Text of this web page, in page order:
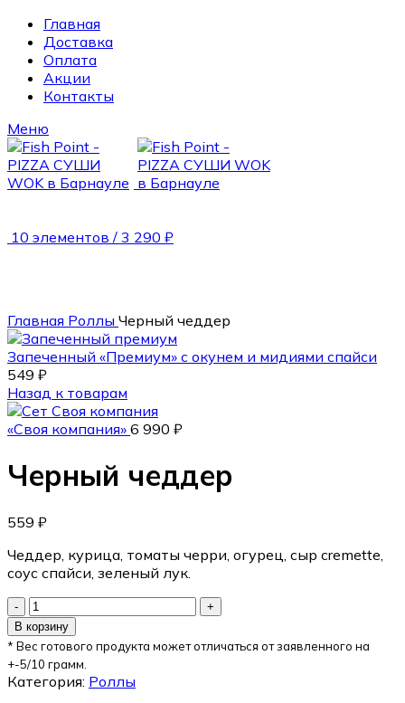
Главная
Доставка
Оплата
Акции
Контакты
Меню
10 элементов / 3 290 ₽
Главная Роллы Черный чеддер
Запеченный «Премиум» с окунем и мидиями спайси
549 ₽
Назад к товарам
«Своя компания» 6 990 ₽
Черный чеддер
559 ₽
Чеддер, курица, томаты черри, огурец, сыр cremette,
соус спайси, зеленый лук.
В корзину
* Вес готового продукта может отличаться от заявленного на
+-5/10 грамм.
Категория: Роллы